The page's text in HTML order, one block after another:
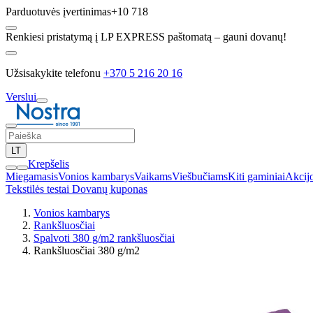
Parduotuvės įvertinimas+10 718
Renkiesi pristatymą į LP EXPRESS paštomatą – gauni dovanų!
Užsisakykite telefonu +370 5 216 20 16
Verslui
LT
Krepšelis
MiegamasisVonios kambarysVaikamsViešbučiamsKiti gaminiai
Tekstilės testai Dovanų kuponas
Vonios kambarys
Rankšluosčiai
Spalvoti 380 g/m2 rankšluosčiai
Rankšluosčiai 380 g/m2